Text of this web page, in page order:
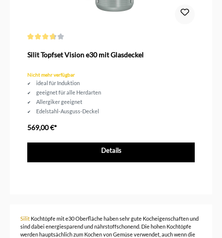
Silit Topfset Vision e30 mit Glasdeckel
Nicht mehr verfügbar
ideal für Induktion
geeignet für alle Herdarten
Allergiker geeignet
Edelstahl-Ausguss-Deckel
569,00 €*
Details
Silit Kochtöpfe mit e30 Oberfläche haben sehr gute Kocheigenschaften und
sind dabei energiesparend und nährstoffschonend. Die hohen Kochtöpfe
werden hauptsächlich zum Kochen von Gemüse verwendet, auch wenn die